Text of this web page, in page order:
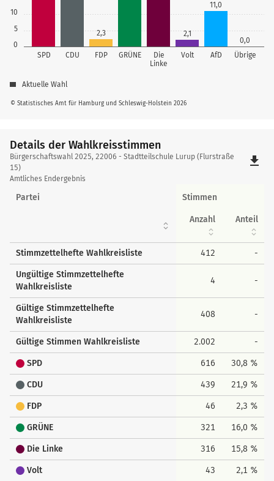
0
5
10
SPD CDU FDP GRÜNE
Die
Linke
Volt AfD Übrige
2,3 2,1
11,0
0,0
© Statistisches Amt für Hamburg und Schleswig-Holstein 2026
Aktuelle Wahl
Details der Wahlkreisstimmen
Details
der
Wahlkreisstimmen
Bürgerschaftswahl 2025, 22006 - Stadtteilschule Lurup (Flurstraße
15)
Amtliches Endergebnis
file_download
Partei Stimmen
Anzahl Anteil
Stimmzettelhefte Wahlkreisliste 412 -
Ungültige Stimmzettelhefte
Wahlkreisliste
4 -
Gültige Stimmzettelhefte
Wahlkreisliste
408 -
Gültige Stimmen Wahlkreisliste 2.002 -
SPD 616 30,8 %
CDU 439 21,9 %
FDP 46 2,3 %
GRÜNE 321 16,0 %
Die Linke 316 15,8 %
Volt 43 2,1 %